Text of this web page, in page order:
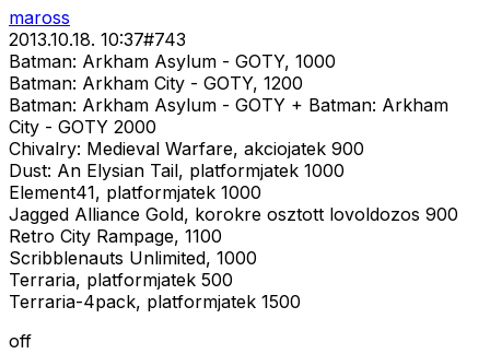
maross
2013.10.18. 10:37#743
Batman: Arkham Asylum - GOTY, 1000
Batman: Arkham City - GOTY, 1200
Batman: Arkham Asylum - GOTY + Batman: Arkham
City - GOTY 2000
Chivalry: Medieval Warfare, akciojatek 900
Dust: An Elysian Tail, platformjatek 1000
Element41, platformjatek 1000
Jagged Alliance Gold, korokre osztott lovoldozos 900
Retro City Rampage, 1100
Scribblenauts Unlimited, 1000
Terraria, platformjatek 500
Terraria-4pack, platformjatek 1500
off